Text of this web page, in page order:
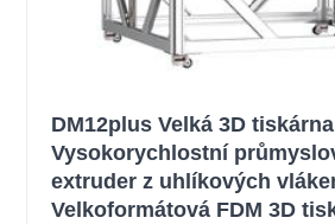
DM12plus Velká 3D
Vysokorychlostní
extruder z uhlíkových
Velkoformátová FDM 3D